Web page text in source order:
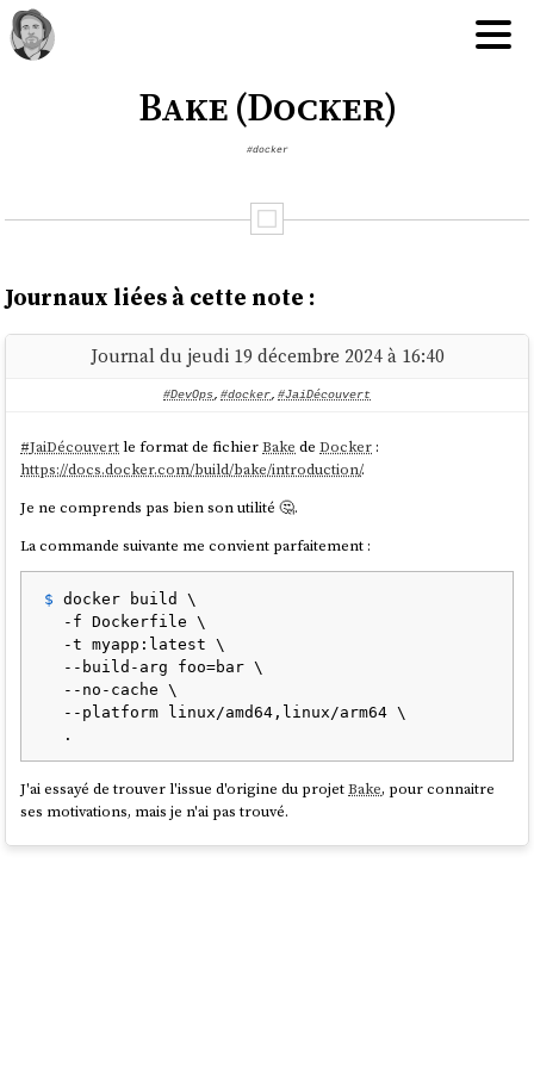
Bake (Docker)
#docker
Journaux liées à cette note :
Journal du jeudi 19 décembre 2024 à 16:40
#DevOps, #docker, #JaiDécouvert
#JaiDécouvertle format de fichierBake deDocker :
https://docs.docker.com/build/bake/introduction/.
Je ne comprends pas bien son utilité 🤔.
La commande suivante me convient parfaitement :
$ docker build \
  .
J'ai essayé de trouver l'issue d'origine du projetBake, pour connaitre
ses motivations, mais je n'ai pas trouvé.